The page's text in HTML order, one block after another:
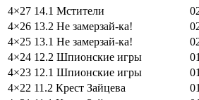
4×27 14.1 Мстители
4×26 13.2 Не замерзай-ка!
4×25 13.1 Не замерзай-ка!
4×24 12.2 Шпионские игры
4×23 12.1 Шпионские игры
4×22 11.2 Крест Зайцева